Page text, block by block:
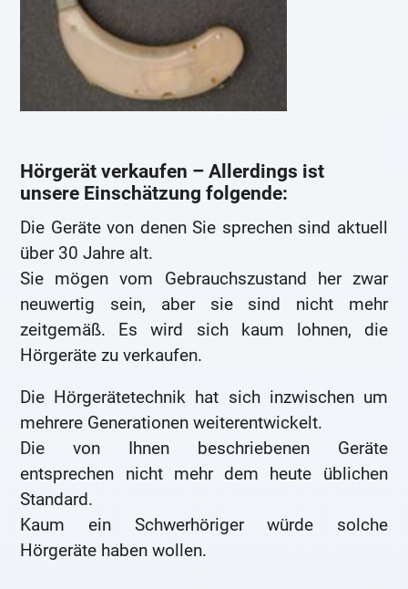
Hörgerät verkaufen – Allerdings ist
unsere Einschätzung folgende:
Die Geräte von denen Sie sprechen sind aktuell
über 30 Jahre alt.
Sie mögen vom Gebrauchszustand her zwar
neuwertig sein, aber sie sind nicht mehr
zeitgemäß. Es wird sich kaum lohnen, die
Hörgeräte zu verkaufen.
Die Hörgerätetechnik hat sich inzwischen um
mehrere Generationen weiterentwickelt.
Die von Ihnen beschriebenen Geräte
entsprechen nicht mehr dem heute üblichen
Standard.
Kaum ein Schwerhöriger würde solche
Hörgeräte haben wollen.